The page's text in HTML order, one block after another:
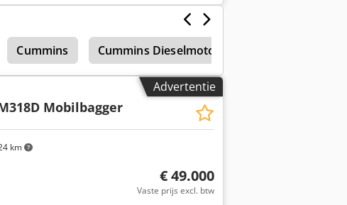
Cummins Cummins Dieselmotor
Advertentie
km
Mobilbagger
€ 49.000
Vaste prijs excl. btw